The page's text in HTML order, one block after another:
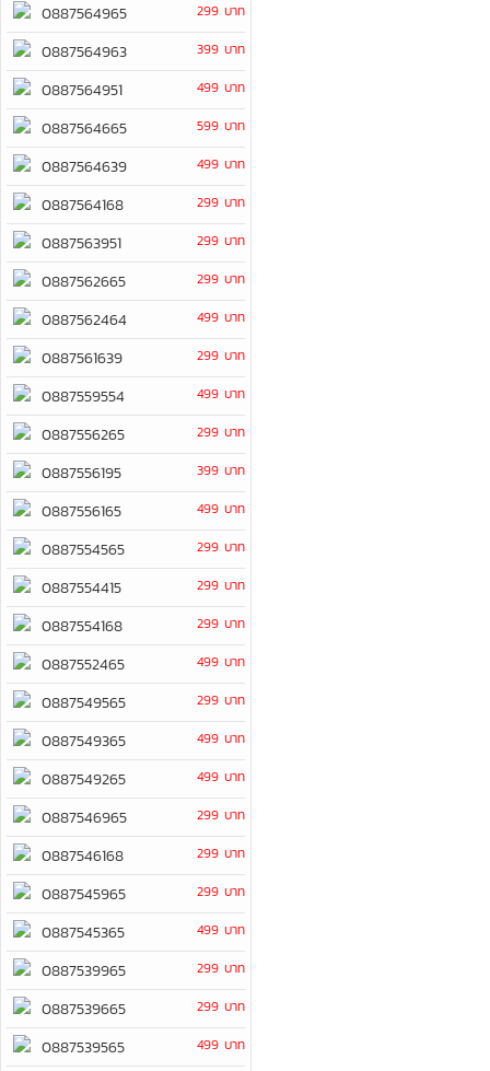
0887564965 299 บาท
0887564963 399 บาท
0887564951 499 บาท
0887564665 599 บาท
0887564639 499 บาท
0887564168 299 บาท
0887563951 299 บาท
0887562665 299 บาท
0887562464 499 บาท
0887561639 299 บาท
0887559554 499 บาท
0887556265 299 บาท
0887556195 399 บาท
0887556165 499 บาท
0887554565 299 บาท
0887554415 299 บาท
0887554168 299 บาท
0887552465 499 บาท
0887549565 299 บาท
0887549365 499 บาท
0887549265 499 บาท
0887546965 299 บาท
0887546168 299 บาท
0887545965 299 บาท
0887545365 499 บาท
0887539965 299 บาท
0887539665 299 บาท
0887539565 499 บาท